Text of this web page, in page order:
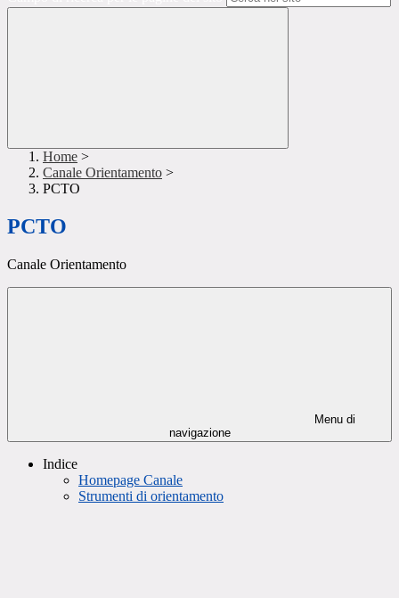
Home >
Canale Orientamento >
PCTO
PCTO
Canale Orientamento
Menu di
navigazione
Indice
Homepage Canale
Strumenti di orientamento